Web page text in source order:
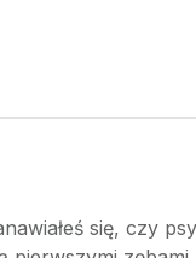
się, czy